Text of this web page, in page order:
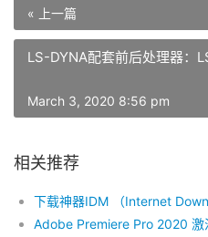
« 上一篇
LS-DYNA配套前后处理器：
March 3, 2020 8:56 pm
相关推荐
Adobe Premiere Pro 2020 激